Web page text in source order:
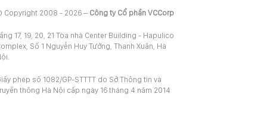
Copyright 2008 - 2026 – Công ty Cổ phần VCCorp
17, 19, 20, 21 Tòa nhà Center Building - Hapulico
Số 1 Nguyễn Huy Tưởng, Thanh Xuân, Hà
phép số 1082/GP-STTTT do Sở Thông tin và
thông Hà Nội cấp ngày 16 tháng 4 năm 2014